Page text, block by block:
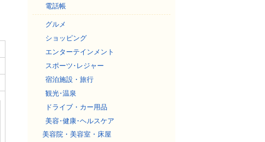
電話帳
グルメ
ショッピング
エンターテインメント
スポーツ･レジャー
宿泊施設・旅行
観光･温泉
ドライブ・カー用品
美容･健康･ヘルスケア
美容院・美容室・床屋